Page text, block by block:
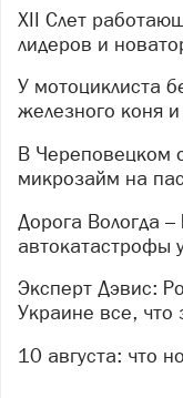
XII Слет работающей молодежи «МОСТ» собрал
лидеров и
У мотоциклиста без прав конфисковали
железного коня
В Череповецком округе студент оформил
микрозайм на
Дорога Вологда – Ростилово перекрыта после
автокатастрофы
Эксперт Дэвис: Россия сможет уничтожить на
Украине все, что
10 августа: что